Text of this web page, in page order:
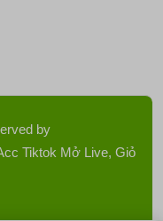
by
Tiktok Mở Live, Giỏ